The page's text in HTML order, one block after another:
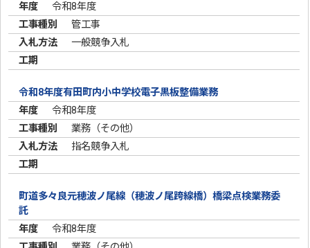
令和8年度
管工事
一般競争入札
令和8年度有田町内小中学校電子黒板整備業務
令和8年度
業務（その他）
指名競争入札
町道多々良元穂波ノ尾線（穂波ノ尾跨線橋）橋梁点検業務委
託
令和8年度